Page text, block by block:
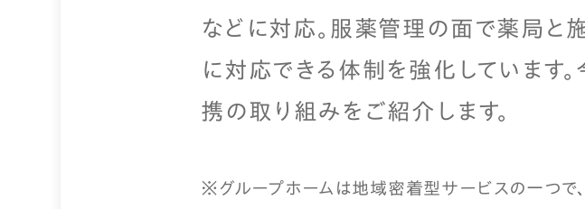
などに対応。服薬管理の面で薬局と
に対応できる体制を強化しています
携の取り組みをご紹介します。
※グループホームは地域密着型サービスの一つで